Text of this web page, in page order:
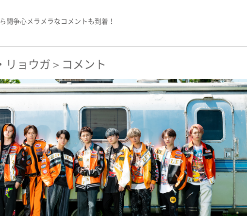
闘争心メラメラなコメントも到着！
ョウガ＞コメント